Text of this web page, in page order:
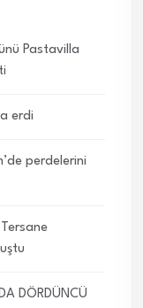
Pastavilla
erdi
perdelerini
DÖRDÜNCÜ